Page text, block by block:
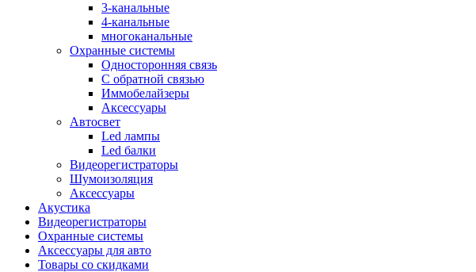
3-канальные
4-канальные
многоканальные
Охранные системы
Односторонняя связь
С обратной связью
Иммобелайзеры
Аксессуары
Автосвет
Led лампы
Led балки
Видеорегистраторы
Шумоизоляция
Аксессуары
Акустика
Видеорегистраторы
Охранные системы
Аксессуары для авто
Товары со скидками